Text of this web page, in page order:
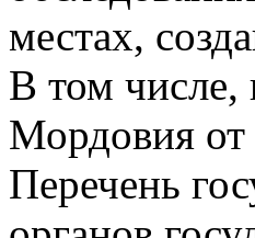
местах,
В том числе,
Мордовия
Перечень